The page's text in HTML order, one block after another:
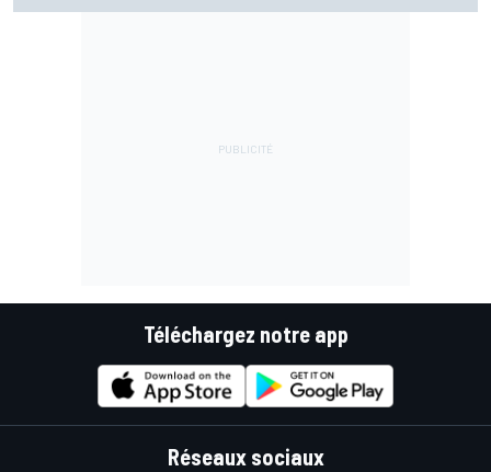
Téléchargez notre app
Réseaux sociaux